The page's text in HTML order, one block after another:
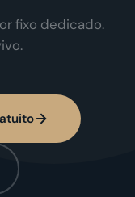
fixo dedicado.